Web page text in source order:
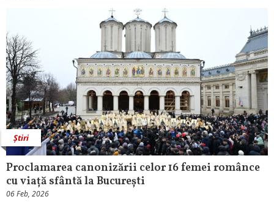
Știri
Proclamarea canonizării celor 16 femei românce
cu viață sfântă la București
06 Feb, 2026